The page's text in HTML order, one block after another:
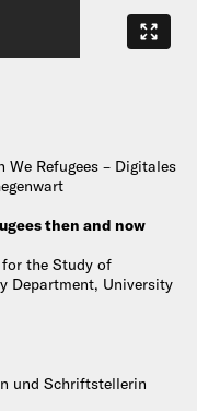
Refugees – Digitales
then and now
for the Study of
Department, University
und Schriftstellerin